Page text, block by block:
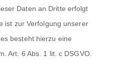
Daten an Dritte erfolgt
ist zur Verfolgung unserer
besteht hierzu eine
Art. 6 Abs. 1 lit. c DSGVO.